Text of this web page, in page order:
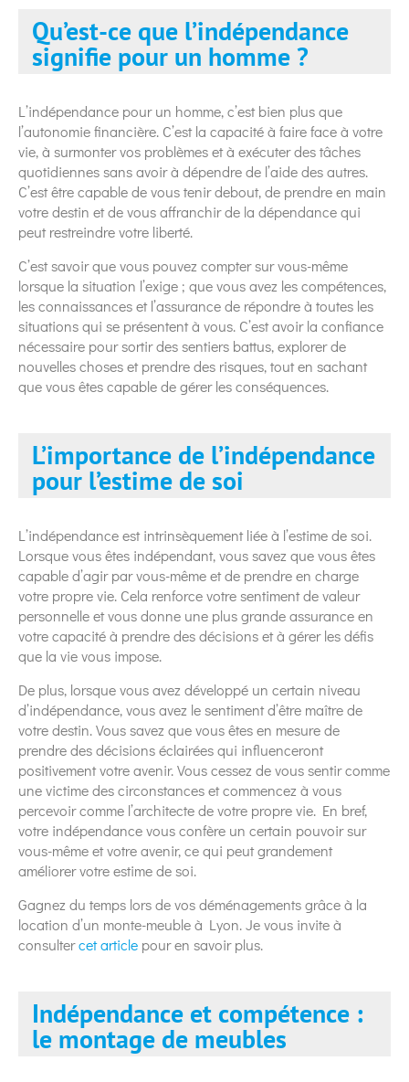
Qu’est-ce que l’indépendance
signifie pour un homme ?
L’indépendance pour un homme, c’est bien plus que
l’autonomie financière. C’est la capacité à faire face à votre
vie, à surmonter vos problèmes et à exécuter des tâches
quotidiennes sans avoir à dépendre de l’aide des autres.
C’est être capable de vous tenir debout, de prendre en main
votre destin et de vous affranchir de la dépendance qui
peut restreindre votre liberté.
C’est savoir que vous pouvez compter sur vous-même
lorsque la situation l’exige ; que vous avez les compétences,
les connaissances et l’assurance de répondre à toutes les
situations qui se présentent à vous. C’est avoir la confiance
nécessaire pour sortir des sentiers battus, explorer de
nouvelles choses et prendre des risques, tout en sachant
que vous êtes capable de gérer les conséquences.
L’importance de l’indépendance
pour l’estime de soi
L’indépendance est intrinsèquement liée à l’estime de soi.
Lorsque vous êtes indépendant, vous savez que vous êtes
capable d’agir par vous-même et de prendre en charge
votre propre vie. Cela renforce votre sentiment de valeur
personnelle et vous donne une plus grande assurance en
votre capacité à prendre des décisions et à gérer les défis
que la vie vous impose.
De plus, lorsque vous avez développé un certain niveau
d’indépendance, vous avez le sentiment d’être maître de
votre destin. Vous savez que vous êtes en mesure de
prendre des décisions éclairées qui influenceront
positivement votre avenir. Vous cessez de vous sentir comme
une victime des circonstances et commencez à vous
percevoir comme l’architecte de votre propre vie. En bref,
votre indépendance vous confère un certain pouvoir sur
vous-même et votre avenir, ce qui peut grandement
améliorer votre estime de soi.
Gagnez du temps lors de vos déménagements grâce à la
location d’un monte-meuble à Lyon. Je vous invite à
consultercet article pour en savoir plus.
Indépendance et compétence :
le montage de meubles